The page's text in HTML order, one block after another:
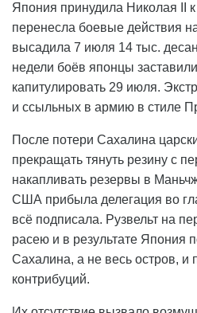
Япония принудила Николая II
перенесла боевые действия
высадила 7 июля 14 тыс.
недели боёв японцы
капитулировать 29 июля.
и ссыльных в армию в стиле
После потери Сахалина
прекращать тянуть резину с
накапливать резервы в
США прибыла делегация во
всё подписала. Рузвельт на
расею и в результате Япония
Сахалина, а не весь остров, и
контрибуций.